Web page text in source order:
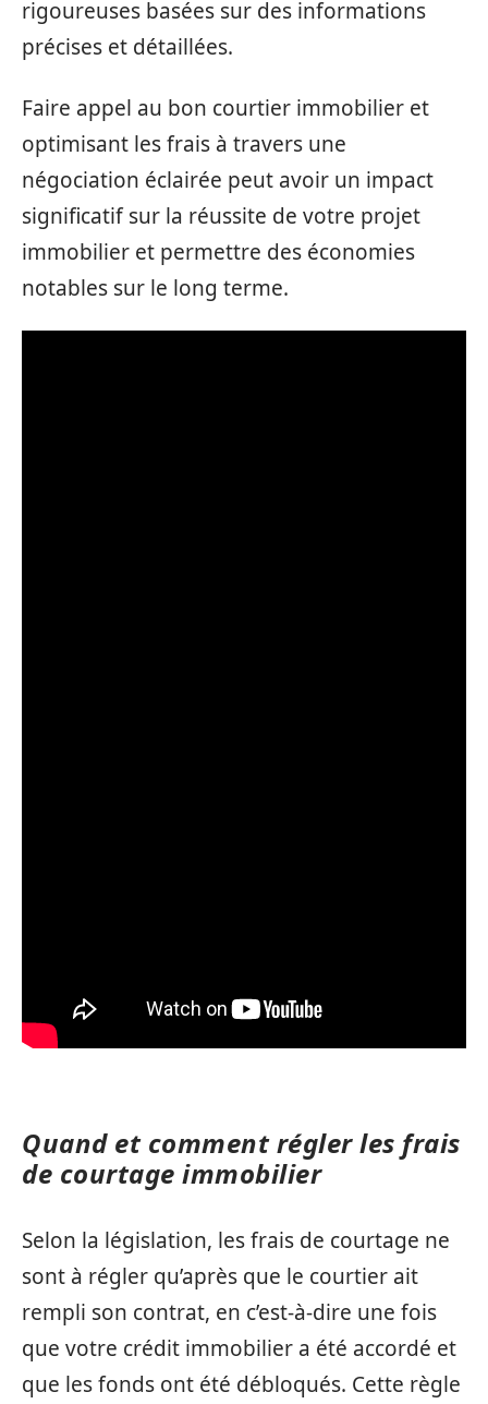
rigoureuses basées sur des informations
précises et détaillées.
Faire appel au bon courtier immobilier et
optimisant les frais à travers une
négociation éclairée peut avoir un impact
significatif sur la réussite de votre projet
immobilier et permettre des économies
notables sur le long terme.
Quand et comment régler les frais
de courtage immobilier
Selon la législation, les frais de courtage ne
sont à régler qu’après que le courtier ait
rempli son contrat, en c’est-à-dire une fois
que votre crédit immobilier a été accordé et
que les fonds ont été débloqués. Cette règle